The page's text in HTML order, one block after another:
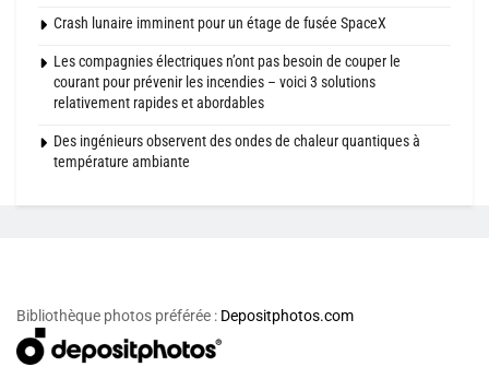
Crash lunaire imminent pour un étage de fusée SpaceX
Les compagnies électriques n’ont pas besoin de couper le
courant pour prévenir les incendies – voici 3 solutions
relativement rapides et abordables
Des ingénieurs observent des ondes de chaleur quantiques à
température ambiante
Bibliothèque photos préférée : Depositphotos.com